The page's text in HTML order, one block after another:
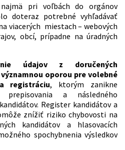
pri voľbách do orgánov
doteraz potrebné vyhľadávať
viacerých miestach – webových
obcí, prípadne na úradných
údajov z doručených
oporou pre volebné
registráciu, ktorým zanikne
prepisovania a následného
Register kandidátov a
znížiť riziko chybovosti na
kandidátov a hlasovacích
spochybnenia výsledkov